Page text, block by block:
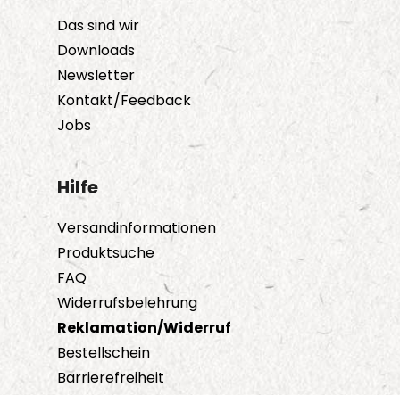
Das sind wir
Downloads
Newsletter
Kontakt/Feedback
Jobs
Hilfe
Versandinformationen
Produktsuche
FAQ
Widerrufsbelehrung
Reklamation/Widerruf
Bestellschein
Barrierefreiheit